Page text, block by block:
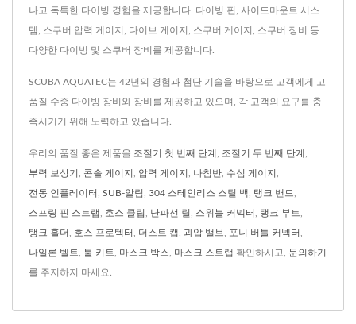
나고 독특한 다이빙 경험을 제공합니다. 다이빙 핀, 사이드마운트 시스
템, 스쿠버 압력 게이지, 다이브 게이지, 스쿠버 게이지, 스쿠버 장비 등
다양한 다이빙 및 스쿠버 장비를 제공합니다.
SCUBA AQUATEC는 42년의 경험과 첨단 기술을 바탕으로 고객에게 고
품질 수중 다이빙 장비와 장비를 제공하고 있으며, 각 고객의 요구를 충
족시키기 위해 노력하고 있습니다.
우리의 품질 좋은 제품을 조절기 첫 번째 단계 조절기 두 번째 단계
부력 보상기 콘솔 게이지 압력 게이지 나침반 수심 게이지
전동 인플레이터 SUB-알림 304 스테인리스 스틸 백 탱크 밴드
스프링 핀 스트랩 호스 클립 난파선 릴 스위블 커넥터 탱크 부트
탱크 홀더 호스 프로텍터 더스트 캡 과압 밸브 포니 버틀 커넥터
나일론 벨트 툴 키트 마스크 박스 마스크 스트랩 확인하시고, 문의하기
를 주저하지 마세요.